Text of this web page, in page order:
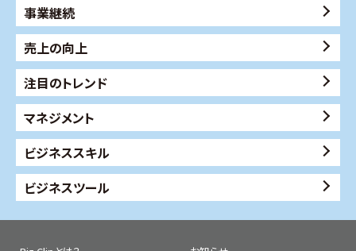
事業継続
売上の向上
注目のトレンド
マネジメント
ビジネススキル
ビジネスツール